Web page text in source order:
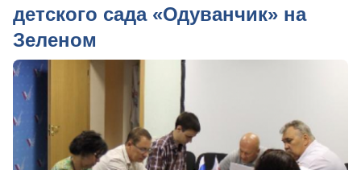
детского сада «Одуванчик» на
Зеленом